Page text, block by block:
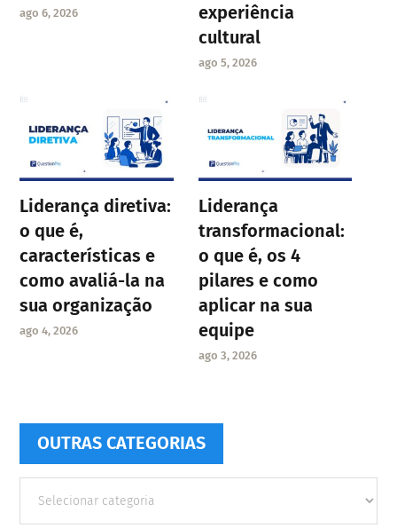
ago 6, 2026
experiência
cultural
ago 5, 2026
Liderança diretiva:
o que é,
características e
como avaliá-la na
sua organização
ago 4, 2026
Liderança
transformacional:
o que é, os 4
pilares e como
aplicar na sua
equipe
ago 3, 2026
OUTRAS CATEGORIAS
Categorias